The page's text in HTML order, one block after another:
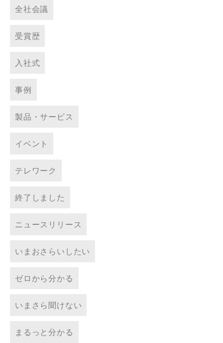
全社会議
受賞歴
入社式
事例
製品・サービス
イベント
テレワーク
終了しました
ニュースリリース
いまおさらいしたい
ゼロから分かる
いまさら聞けない
まるっと分かる